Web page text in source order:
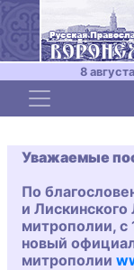
8
Toggle
Уважаемые
По
и
митрополии, с
новый
митрополии